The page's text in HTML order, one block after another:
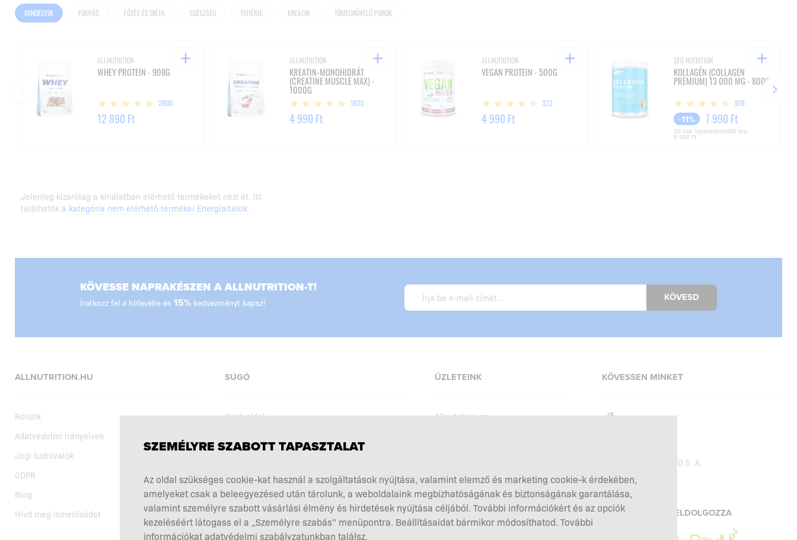
MINDEGYIK FOGYÁS FŐZÉS ÉS DIÉTA EGÉSZSÉG FEHÉRJE KREATIN TÖMEGNÖVELŐ POROK
ALLNUTRITION
WHEY PROTEIN - 908G
2800
12 890 Ft
ALLNUTRITION
KREATIN-MONOHIDRÁT
(CREATINE MUSCLE MAX) -
1000G
1655
4 990 Ft
ALLNUTRITION
VEGAN PROTEIN - 500G
572
4 990 Ft
SFD NUTRITION
KOLLAGÉN (COLLAGEN
PREMIUM) 13 000 MG - 800G
918
-11% 7 990 Ft
30 nap legalacsonyabb ára:
8 990 Ft
Jelenleg kizárólag a kínálatban elérhető termékeket nézi át. Itt
találhatók a kategória nem elérhető termékei Energiaitalok
KÖVESSE NAPRAKÉSZEN A ALLNUTRITION-T!
Iratkozz fel a hírlevélre és 15% kedvezményt kapsz! KÖVESD
ALLNUTRITION.HU
Rólunk
Adatvédelmi irányelvek
Jogi tudnivalók
GDPR
Blog
Hívd meg ismerősödet
SÚGÓ
Súgó oldal
Aktuális akciók
Az étrend-kiegészítés megválasztása
Reklamációk és visszaküldések
Kapcsolat
ÜZLETEINK
Allnutrition.cz
Allnutrition.co.uk
Allnutrition.de
KÖVESSEN MINKET
Facebook
SFD S. A.
A FIZETÉSEKET FELDOLGOZZA
SZEMÉLYRE SZABOTT TAPASZTALAT
Az oldal szükséges cookie-kat használ a szolgáltatások nyújtása, valamint elemző és marketing cookie-k érdekében,
amelyeket csak a beleegyezésed után tárolunk, a weboldalaink megbízhatóságának és biztonságának garantálása,
valamint személyre szabott vásárlási élmény és hirdetések nyújtása céljából. További információkért és az opciók
kezeléséért látogass el a „Személyre szabás” menüpontra. Beállításaidat bármikor módosíthatod. További
információkat adatvédelmi szabályzatunkban találsz.